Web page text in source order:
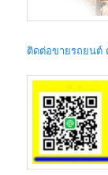
ติดต่อขายรถยนต์